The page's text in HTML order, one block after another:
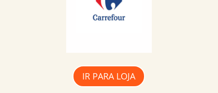
IR PARA LOJA